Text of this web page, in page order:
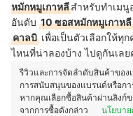
หมักหมูเกาหลีสำหรับทำเมนู
อันดับ 10 ซอสหมักหมูเกาหลี
คาลบิ เพื่อเป็นตัวเลือกให้ทุ
ไหนที่น่าลองบ้าง ไปดูกันเลย
รีวิวและการจัดลำดับสินค้าของ
การสนับสนุนของแบรนด์หรือกา
หากคุณเลือกซื้อสินค้าผ่านลิงก์
จากการซื้อดังกล่าว
นโยบา